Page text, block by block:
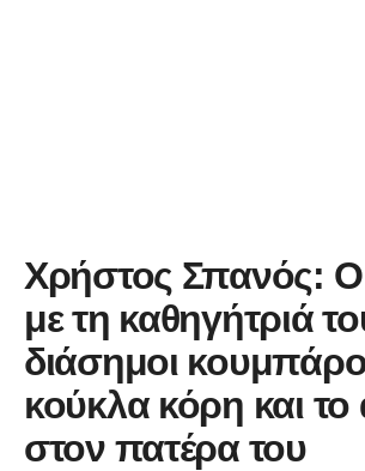
Χρήστος Σπανός:
με τη καθηγήτριά
διάσημοι
κούκλα κόρη και το
στον πατέρα του